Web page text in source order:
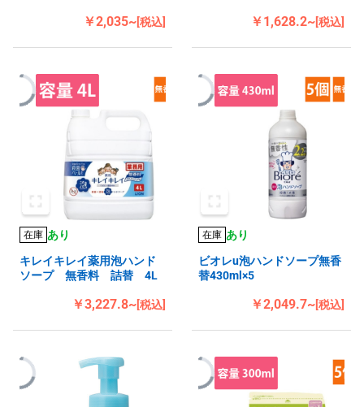
￥2,035~[税込] ￥1,628.2~[税込]
在庫 あり
キレイキレイ薬用泡ハンド
ソープ 無香料 詰替 4L
￥3,227.8~[税込]
在庫 あり
ビオレu泡ハンドソープ無香
替430ml×5
￥2,049.7~[税込]